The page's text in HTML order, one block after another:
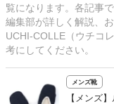
覧になります。各記事
編集部が詳しく解説、
UCHI-COLLE（ウチコ
考にしてください。
メンズ靴
【メンズ